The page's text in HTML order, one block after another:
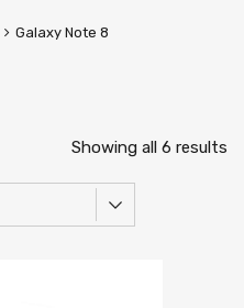
Galaxy Note 8
Showing all 6 results